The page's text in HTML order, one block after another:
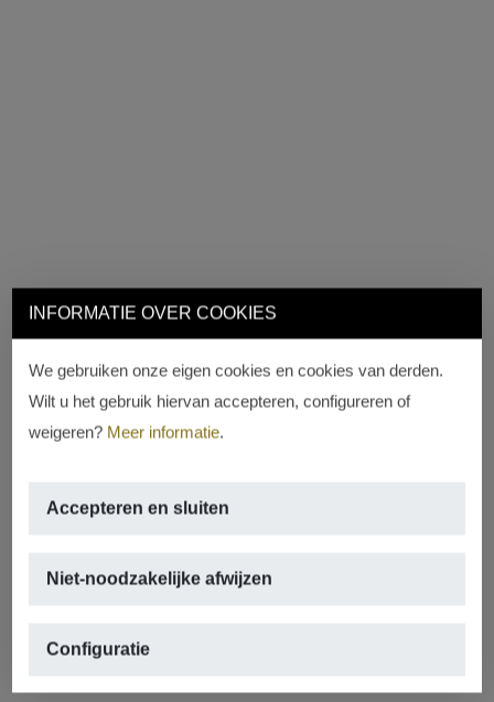
INFORMATIE OVER COOKIES
We gebruiken onze eigen cookies en cookies van derden.
Wilt u het gebruik hiervan accepteren, configureren of
weigeren? Meer informatie.
Accepteren en sluiten
Niet-noodzakelijke afwijzen
Configuratie